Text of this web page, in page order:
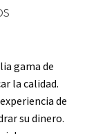
gama de
la calidad.
de
su dinero.